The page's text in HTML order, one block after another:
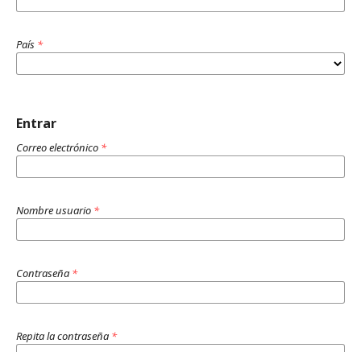
País *
Entrar
Correo electrónico *
Nombre usuario *
Contraseña *
Repita la contraseña *